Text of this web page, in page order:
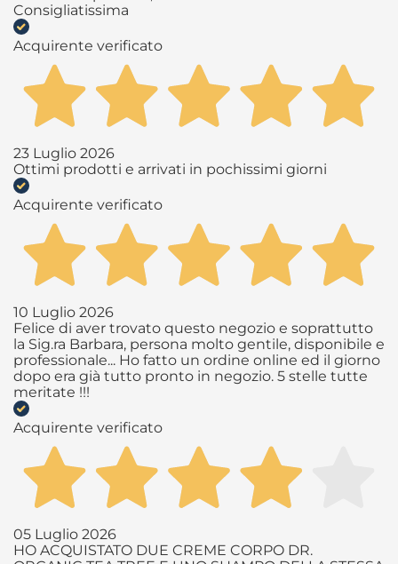
Consigliatissima
Acquirente verificato
23 Luglio 2026
Ottimi prodotti e arrivati in pochissimi giorni
Acquirente verificato
10 Luglio 2026
Felice di aver trovato questo negozio e soprattutto
la Sig.ra Barbara, persona molto gentile, disponibile e
professionale... Ho fatto un ordine online ed il giorno
dopo era già tutto pronto in negozio. 5 stelle tutte
meritate !!!
Acquirente verificato
05 Luglio 2026
HO ACQUISTATO DUE CREME CORPO DR.